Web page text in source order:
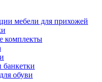
мебели для прихожей
комплекты
обуви